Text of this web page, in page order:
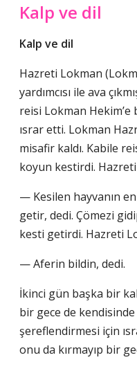
Kalp ve dil
Kalp ve dil
Hazreti Lokman
yardımcısı ile ava
reisi Lokman Hekim’e
ısrar etti. Lokman
misafir kaldı. Kabile
koyun kestirdi.
— Kesilen hayvanın
getir, dedi. Çömezi
kesti getirdi. Hazreti
— Aferin bildin, dedi.
İkinci gün başka bir
bir gece de
şereflendirmesi için
onu da kırmayıp bir